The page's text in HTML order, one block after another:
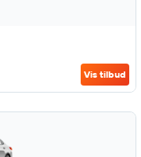
Vis tilbud